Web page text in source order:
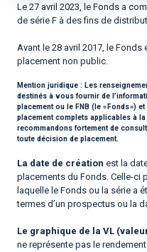
Le 27 avril 2023, le Fonds a
de série F à des fins de
Avant le 28 avril 2017, le
placement non public.
Mention juridique : Les
destinés à vous fournir de
placement ou le FNB (le « Fonds »)
placement complets applicables à
recommandons fortement de
toute décision de placement.
La date de création est la
placements du Fonds. Celle-ci
laquelle le Fonds ou la série a
termes d’un prospectus ou la
Le graphique de la VL
ne représente pas le